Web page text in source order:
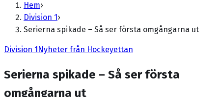
Hem›
Division 1›
Serierna spikade – Så ser första omgångarna ut
Division 1Nyheter från Hockeyettan
Serierna spikade – Så ser första
omgångarna ut